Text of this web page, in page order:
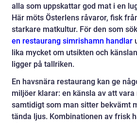
alla som uppskattar god mat i en
Här möts Österlens råvaror, fisk
starkare matkultur. För den som
en restaurang simrishamn handlar
lika mycket om utsikten och
ligger på tallriken.
En havsnära restaurang kan ge
miljöer klarar: en känsla av att
samtidigt som man sitter bekvämt
tända ljus. Kombinationen av frisk